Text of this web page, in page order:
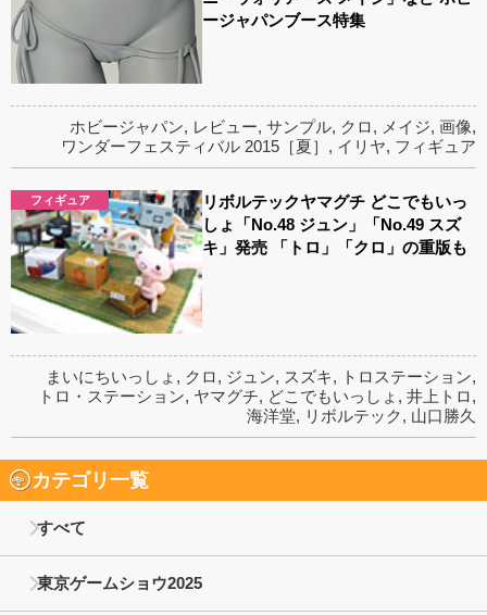
ージャパンブース特集
ホビージャパン, レビュー, サンプル, クロ, メイジ, 画像,
ワンダーフェスティバル 2015［夏］ , イリヤ, フィギュア
フィギュア
リボルテックヤマグチ どこでもいっ
しょ「No.48 ジュン」「No.49 スズ
キ」発売 「トロ」「クロ」の重版も
まいにちいっしょ , クロ, ジュン, スズキ, トロステーション,
トロ・ステーション, ヤマグチ, どこでもいっしょ , 井上トロ,
海洋堂, リボルテック, 山口勝久
カテゴリ一覧
すべて
東京ゲームショウ2025